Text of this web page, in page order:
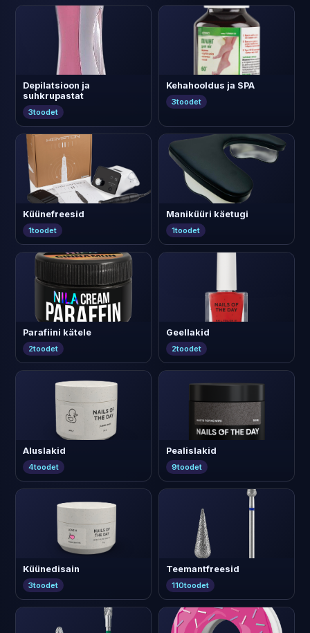
Depilatsioon ja
suhkrupastat
3toodet
Kehahooldus ja SPA
3toodet
Küünefreesid
1toodet
Maniküüri käetugi
1toodet
Parafiini kätele
2toodet
Geellakid
2toodet
Aluslakid
4toodet
Pealislakid
9toodet
Küünedisain
3toodet
Teemantfreesid
110toodet